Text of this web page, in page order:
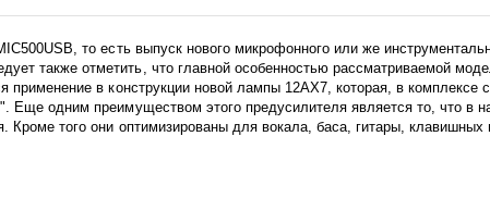
то есть выпуск нового микрофонного или же
также отметить, что главной особенностью рассматриваемой
применение в конструкции новой лампы 12AX7, которая, в комплексе
Еще одним преимуществом этого предусилителя является то, что в
Кроме того они оптимизированы для вокала, баса, гитары, клавишных